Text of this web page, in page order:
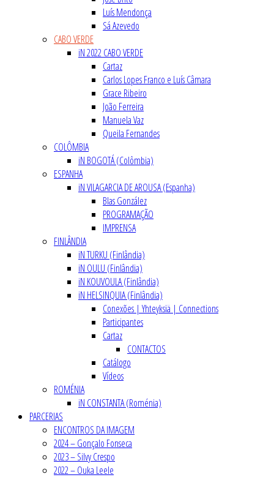
Luís Mendonça
Sá Azevedo
CABO VERDE
iN 2022 CABO VERDE
Cartaz
Carlos Lopes Franco e Luís Câmara
Grace Ribeiro
João Ferreira
Manuela Vaz
Queila Fernandes
COLÔMBIA
iN BOGOTÁ (Colômbia)
ESPANHA
iN VILAGARCIA DE AROUSA (Espanha)
Blas González
PROGRAMAÇÃO
IMPRENSA
FINLÂNDIA
iN TURKU (Finlândia)
iN OULU (Finlândia)
iN KOUVOULA (Finlândia)
iN HELSINQUIA (Finlândia)
Conexões | Yhteyksiä | Connections
Participantes
Cartaz
CONTACTOS
Catálogo
Vídeos
ROMÉNIA
iN CONSTANTA (Roménia)
PARCERIAS
ENCONTROS DA IMAGEM
2024 – Gonçalo Fonseca
2023 – Silvy Crespo
2022 – Ouka Leele